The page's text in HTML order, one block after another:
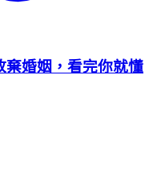
棄婚姻，看完你就懂